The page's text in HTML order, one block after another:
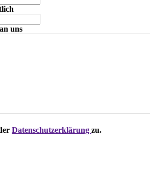
uns
Datenschutzerklärung zu.